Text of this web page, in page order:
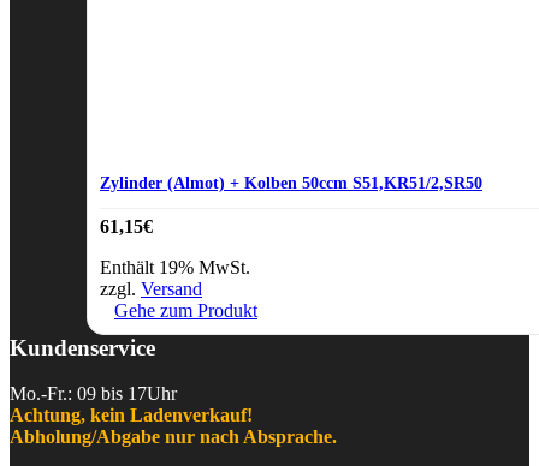
Zylinder (Almot) + Kolben 50ccm S51,KR51/2,SR50
61,15€
Enthält 19% MwSt.
zzgl. Versand
Gehe zum Produkt
Kundenservice
Mo.-Fr.: 09 bis 17Uhr
Achtung, kein Ladenverkauf!
Abholung/Abgabe nur nach Absprache.